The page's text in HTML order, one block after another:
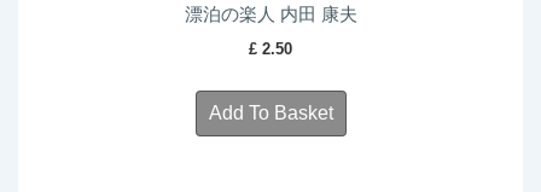
漂泊の楽人 内田 康夫
£ 2.50
Add To Basket